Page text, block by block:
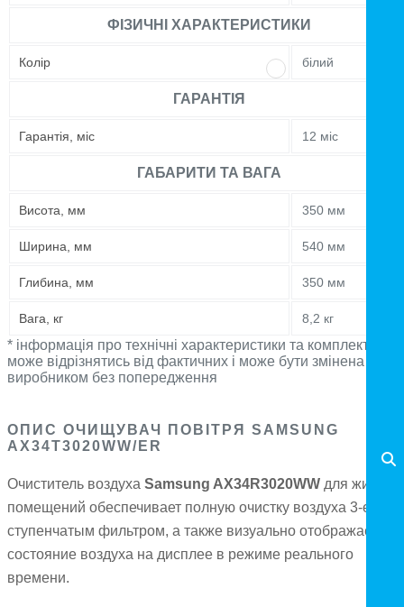
ФІЗИЧНІ ХАРАКТЕРИСТИКИ
Колір білий
ГАРАНТІЯ
Гарантія, міс 12 міс
ГАБАРИТИ ТА ВАГА
Висота, мм 350 мм
Ширина, мм 540 мм
Глибина, мм 350 мм
Вага, кг 8,2 кг
* інформація про технічні характеристики та комплектацію
може відрізнятись від фактичних і може бути змінена
виробником без попередження
ОПИС ОЧИЩУВАЧ ПОВІТРЯ SAMSUNG
AX34T3020WW/ER
Очиститель воздуха Samsung AX34R3020WW для жилых
помещений обеспечивает полную очистку воздуха 3-ех
ступенчатым фильтром, а также визуально отображает
состояние воздуха на дисплее в режиме реального
времени.